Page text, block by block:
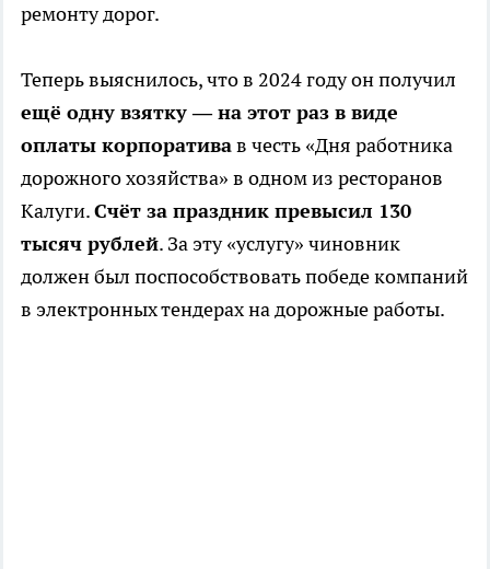
ремонту дорог.
Теперь выяснилось, что в 2024 году он получил
ещё одну взятку — на этот раз в виде
оплаты корпоративав честь «Дня работника
дорожного хозяйства» в одном из ресторанов
Калуги.Счёт за праздник превысил 130
тысяч рублей. За эту «услугу» чиновник
должен был поспособствовать победе компаний
в электронных тендерах на дорожные работы.